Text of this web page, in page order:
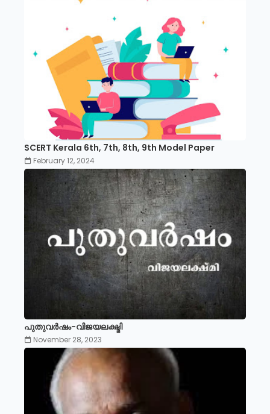
SCERT Kerala 6th, 7th, 8th, 9th Model Paper
February 12, 2024
പുതുവർഷം-വിജയലക്ഷ്മി
November 28, 2023